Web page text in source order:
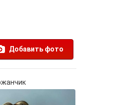
Добавить фото